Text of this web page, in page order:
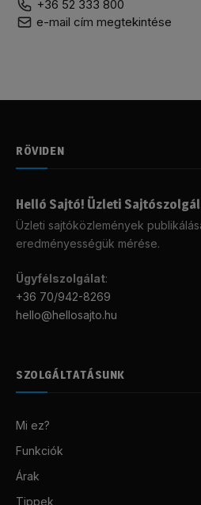
+36 52 333 800
e-mail cím megtekintése
RÖVIDEN
Helló Sajtó! Üzleti
Üzleti sajtóközlemények
eredményességük mérése.
Ügyfélszolgálat:
+36 70/942-8269
hello@hellosajto.hu
SZOLGÁLTATÁSUNK
Mi ez?
Funkciók
Árak
Tippek